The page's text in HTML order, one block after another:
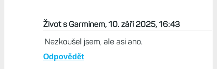
citelnymi-daty-povedenym-designem-uspornym-aod